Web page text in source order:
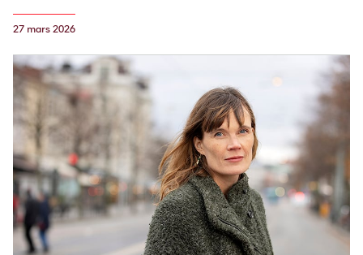
arbetsförmåga. Här är vad du som chef eller HR-
27 mars 2026